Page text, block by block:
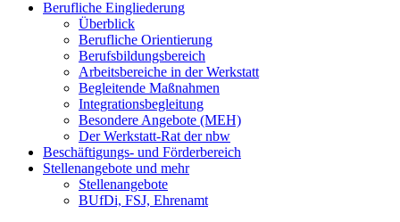
Berufliche Eingliederung
Überblick
Berufliche Orientierung
Berufsbildungsbereich
Arbeitsbereiche in der Werkstatt
Begleitende Maßnahmen
Integrationsbegleitung
Besondere Angebote (MEH)
Der Werkstatt-Rat der nbw
Beschäftigungs- und Förderbereich
Stellenangebote und mehr
Stellenangebote
BUfDi, FSJ, Ehrenamt